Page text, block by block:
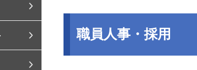
職員人事・採用